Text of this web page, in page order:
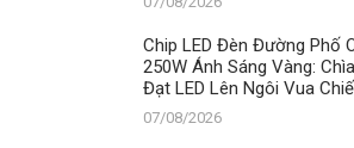
Chip LED Đèn Đường Phố
250W Ánh Sáng Vàng:
Đạt LED Lên Ngôi Vua
07/08/2026